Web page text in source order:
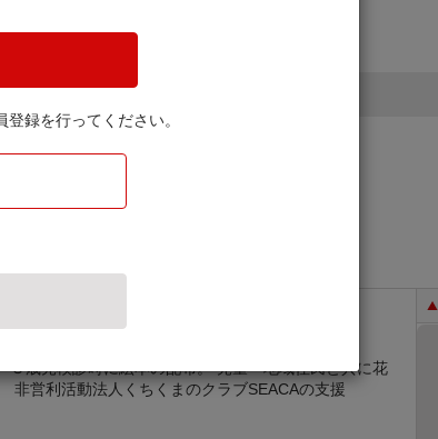
心安全なまちづくりに資する事業
絵本の配布。 児童・地域住民と共に花
営利活動法人くちくまのクラブSEACAの支援
登録を行ってください。